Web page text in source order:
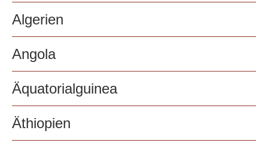
Algerien
Angola
Äquatorialguinea
Äthiopien